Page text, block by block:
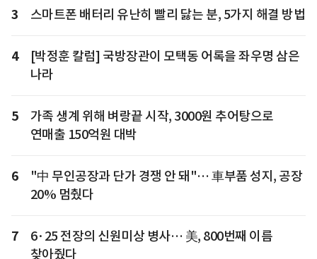
3 스마트폰 배터리 유난히 빨리 닳는 분, 5가지 해결 방법
4
[박정훈 칼럼] 국방장관이 모택동 어록을 좌우명 삼은
나라
5
가족 생계 위해 벼랑끝 시작, 3000원 추어탕으로
연매출 150억원 대박
6
"中 무인공장과 단가 경쟁 안 돼"… 車부품 성지, 공장
20% 멈췄다
7
6·25 전장의 신원미상 병사… 美, 800번째 이름
찾아줬다